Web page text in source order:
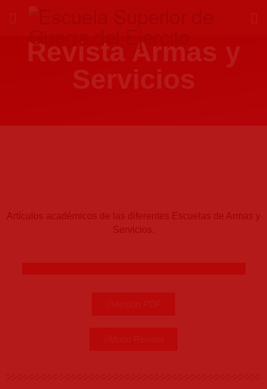
Revista Armas y
Servicios
Artículos académicos de las diferentes Escuelas de Armas y
Servicios.